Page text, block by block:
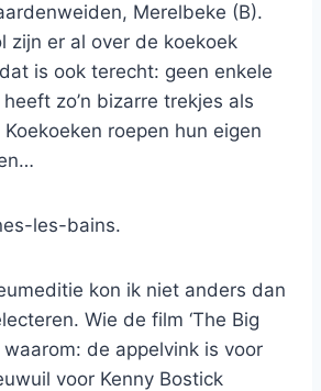
Merelbeke (B).
zijn er al over de koekoek
is ook terecht: geen enkele
zo’n bizarre trekjes als
roepen hun eigen
les-bains.
kon ik niet anders dan
Wie de film ‘The Big
waarom: de appelvink is voor
voor Kenny Bostick